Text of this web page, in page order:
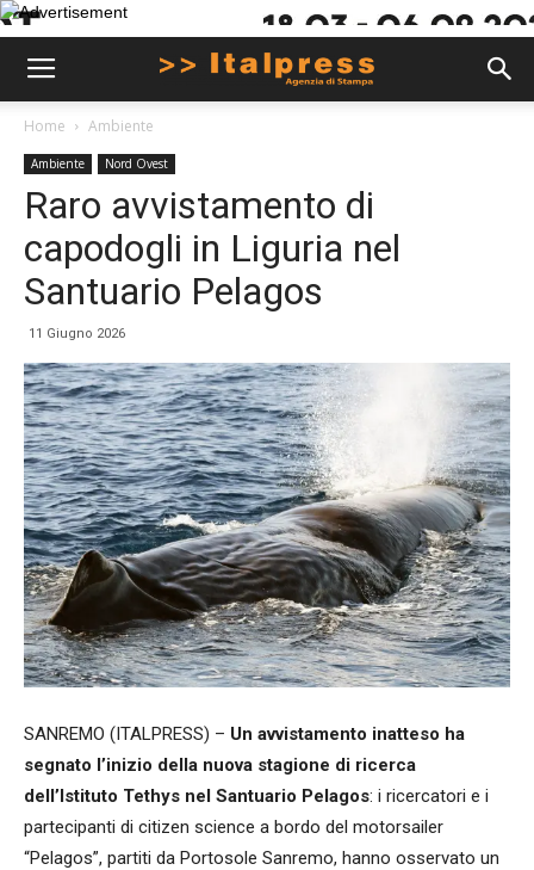
Home Ambiente
Ambiente Nord Ovest
Raro avvistamento di
capodogli in Liguria nel
Santuario Pelagos
11 Giugno 2026
SANREMO (ITALPRESS) – Un avvistamento inatteso ha
segnato l’inizio della nuova stagione di ricerca
dell’Istituto Tethys nel Santuario Pelagos: i ricercatori e i
partecipanti di citizen science a bordo del motorsailer
“Pelagos”, partiti da Portosole Sanremo, hanno osservato un